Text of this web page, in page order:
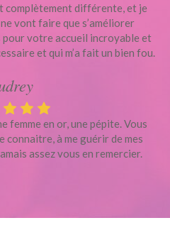
complètement différente, et je
vont faire que s’améliorer
votre accueil incroyable et
et qui m’a fait un bien fou.
femme en or, une pépite. Vous
connaitre, à me guérir de mes
assez vous en remercier.